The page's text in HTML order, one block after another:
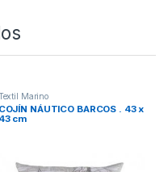
Marino
COJÍN NÁUTICO BARCOS . 43 x
43 cm